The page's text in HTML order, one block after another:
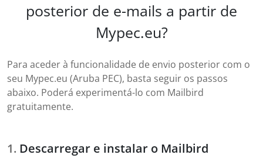
posterior de e-mails a partir de
Mypec.eu?
Para aceder à funcionalidade de envio posterior com o
seu Mypec.eu (Aruba PEC), basta seguir os passos
abaixo. Poderá experimentá-lo com Mailbird
gratuitamente.
Descarregar e instalar o Mailbird